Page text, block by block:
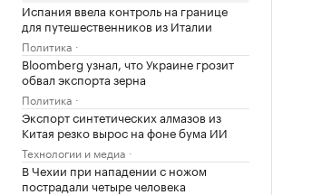
Испания ввела контроль на границе
для путешественников из Италии
Политика
Bloomberg узнал, что Украине грозит
обвал экспорта зерна
Политика
Экспорт синтетических алмазов из
Китая резко вырос на фоне бума ИИ
Технологии и медиа
В Чехии при нападении с ножом
пострадали четыре человека